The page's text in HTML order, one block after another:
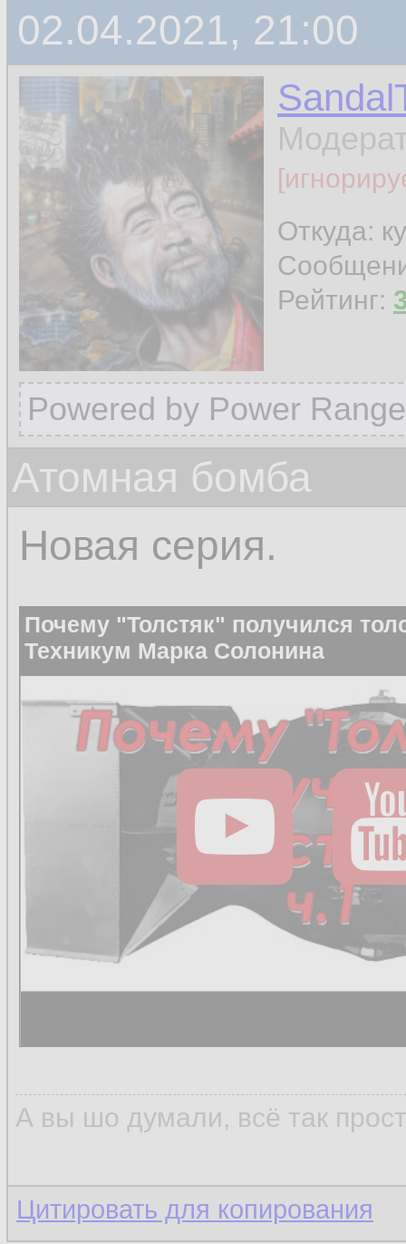
02.04.2021, 21:00
Откуда:
Рейтинг:
Powered by Power
Атомная бомба
Новая серия.
Почему "Толстяк" получился
Техникум Марка Солонина
А вы шо думали, всё так
Цитировать для копирования